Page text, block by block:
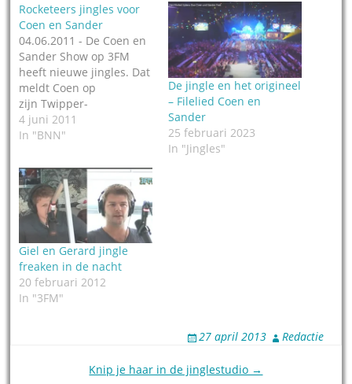
Rocketeers jingles voor
Coen en Sander
04.06.2011 - De Coen en
Sander Show op 3FM
heeft nieuwe jingles. Dat
meldt Coen op
zijn Twipper-
pagina (Twipper staat
voor Tweets van VIP's).
opgenomen met live
instrumenten en hebben
een vrolijkmakend logo.
Producent is het
jinglebedrijf The
Rocketeers. Blijkbaar
mogen
programmamakers van
programmaleider
4 juni 2011
In "BNN"
De jingle en het origineel
– Filelied Coen en
Sander
25 februari 2023
In "Jingles"
Giel en Gerard jingle
freaken in de nacht
20 februari 2012
In "3FM"
27 april 2013 Redactie
Knip je haar in de jinglestudio →